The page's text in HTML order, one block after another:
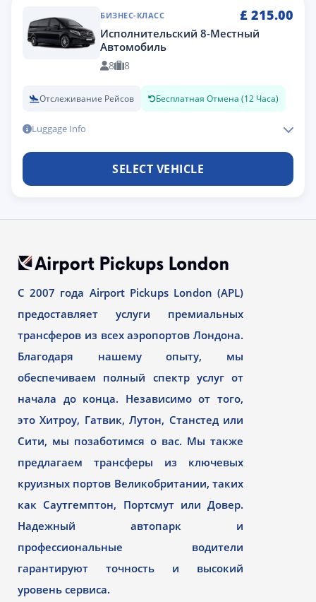
БИЗНЕС-КЛАСС £ 215.00
Исполнительский 8-Местный
Автомобиль
8 8
Отслеживание Рейсов Бесплатная Отмена (12 Часа)
Luggage Info
SELECT VEHICLE
С 2007 года Airport Pickups London (APL)
предоставляет услуги премиальных
трансферов из всех аэропортов Лондона.
Благодаря нашему опыту, мы
обеспечиваем полный спектр услуг от
начала до конца. Независимо от того,
это Хитроу, Гатвик, Лутон, Станстед или
Сити, мы позаботимся о вас. Мы также
предлагаем трансферы из ключевых
круизных портов Великобритании, таких
как Саутгемптон, Портсмут или Довер.
Надежный автопарк и
профессиональные водители
гарантируют точность и высокий
уровень сервиса.